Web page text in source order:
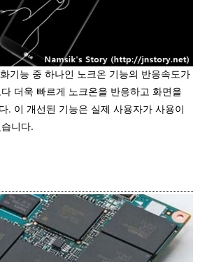
기능 중 하나인 노크온 기능의 반응속도가
더욱 빠르게 노크온을 반응하고 화면을
. 이 개선된 기능은 실제 사용자가 사용이
니다.